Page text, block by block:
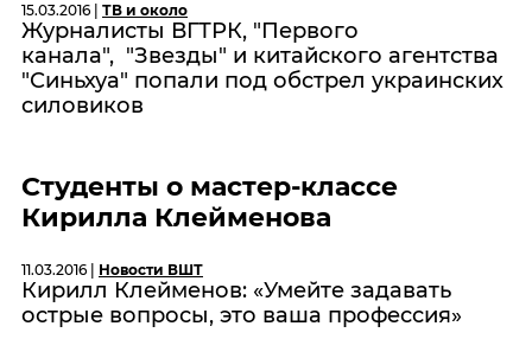
15.03.2016 | ТВ и около
Журналисты ВГТРК, "Первого
канала", "Звезды" и китайского агентства
"Синьхуа" попали под обстрел украинских
силовиков
Студенты о мастер-классе
Кирилла Клейменова
11.03.2016 | Новости ВШТ
Кирилл Клейменов: «Умейте задавать
острые вопросы, это ваша профессия»